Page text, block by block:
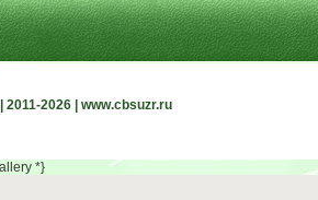
| www.cbsuzr.ru
2026 | www.cbsuzr.ru
*}